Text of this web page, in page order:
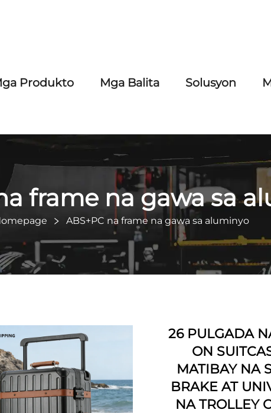
Produkto Mga Balita Solusyon
frame na gawa sa
ABS+PC na frame na gawa sa aluminyo
26 PULGADA
ON
MATIBAY NA
BRAKE AT
NA TROLLEY